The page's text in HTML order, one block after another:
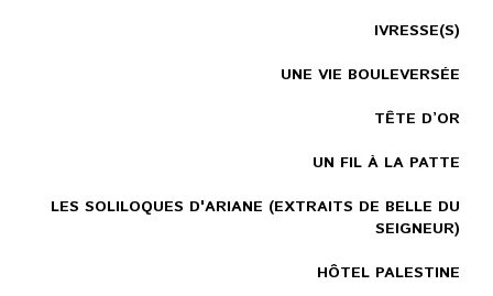
IVRESSE(S)
UNE VIE BOULEVERSÉE
TÊTE D’OR
UN FIL À LA PATTE
LES SOLILOQUES D'ARIANE (EXTRAITS DE BELLE DU
SEIGNEUR)
HÔTEL PALESTINE